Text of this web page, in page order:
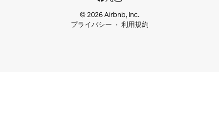
© 2026 Airbnb, Inc.
プライバシー
利用規約